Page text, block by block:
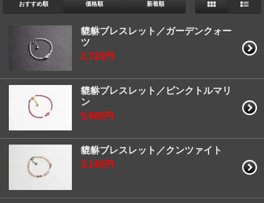
おすすめ順 価格順 新着順
貔貅ブレスレット／ガーデンクォー
ツ
2,720円
貔貅ブレスレット／ピンクトルマリ
ン
5,980円
貔貅ブレスレット／クンツァイト
3,140円